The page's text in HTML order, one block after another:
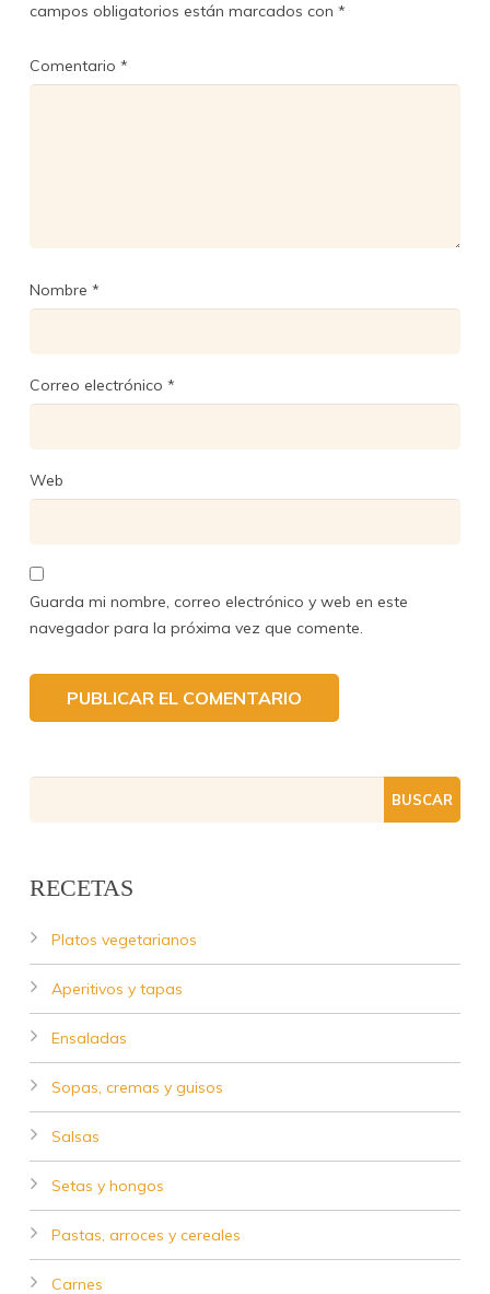
campos obligatorios están marcados con *
Comentario *
Nombre *
Correo electrónico *
Web
Guarda mi nombre, correo electrónico y web en este
navegador para la próxima vez que comente.
RECETAS
Platos vegetarianos
Aperitivos y tapas
Ensaladas
Sopas, cremas y guisos
Salsas
Setas y hongos
Pastas, arroces y cereales
Carnes